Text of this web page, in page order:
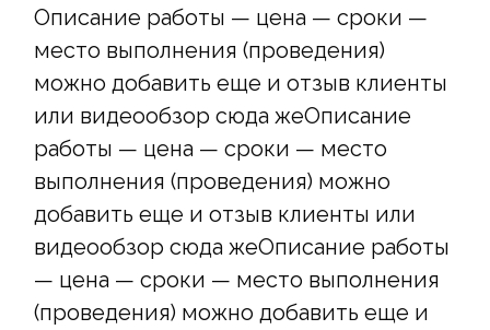
Описание работы — цена — сроки —
место выполнения (проведения)
можно добавить еще и отзыв клиенты
или видеообзор сюда жеОписание
работы — цена — сроки — место
выполнения (проведения) можно
добавить еще и отзыв клиенты или
видеообзор сюда жеОписание работы
— цена — сроки — место выполнения
(проведения) можно добавить еще и